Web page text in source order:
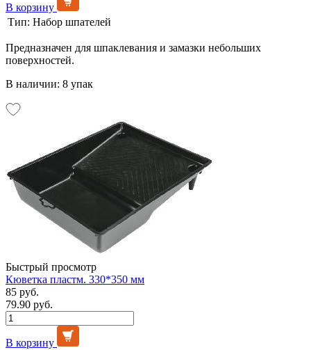
В корзину
Тип: Набор шпателей
Предназначен для шпаклевания и замазки небольших
поверхностей.
В наличии: 8 упак
Быстрый просмотр
Кюветка пластм. 330*350 мм
85 руб.
79.90 руб.
В корзину